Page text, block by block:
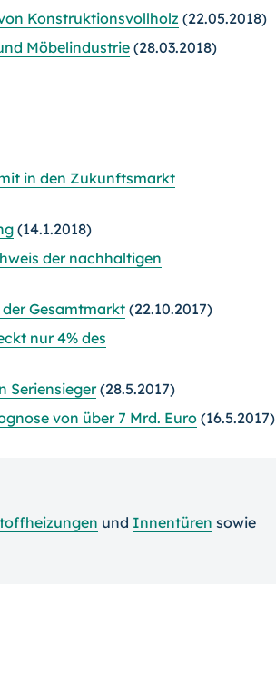
Konstruktionsvollholz (22.05.2018)
Möbelindustrie (28.03.2018)
in den Zukunftsmarkt
(14.1.2018)
der nachhaltigen
der Gesamtmarkt(22.10.2017)
nur 4% des
Seriensieger(28.5.2017)
von über 7 Mrd. Euro (16.5.2017)
und Innentüren sowie